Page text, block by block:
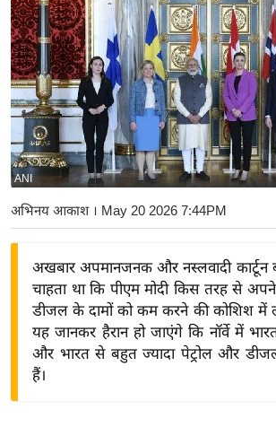
रा
ष्ट्री
य
अं
त
र्रा
ष्ट्री
य
बि
ज़
द्यो
ANI
अभिनय आकाश। May 20 2026 7:44PM
अखबार अपमानजनक और नस्लवादी कार्टून
चाहता था कि पीएम मोदी किस तरह से
डीजल के दामों को कम करने की कोशिश
यह जानकर हैरान हो जाएंगे कि नॉर्वे में
और भारत से बहुत ज्यादा पेट्रोल और
हैं।